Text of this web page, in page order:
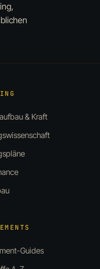
& Kraft
Guides